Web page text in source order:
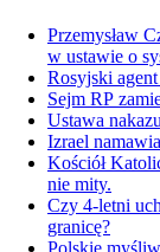
Przemysław
w ustawie o
Rosyjski
Sejm RP
Ustawa
Izrael
Kościół
nie mity.
Czy 4-letni
granicę?
Polskie